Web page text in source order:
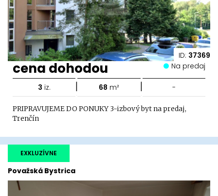
ID: 37369
cena dohodou Na predaj
3 iz. | 68 m² | -
PRIPRAVUJEME DO PONUKY 3-izbový byt na predaj,
Trenčín
Považská Bystrica
EXKLUZÍVNE